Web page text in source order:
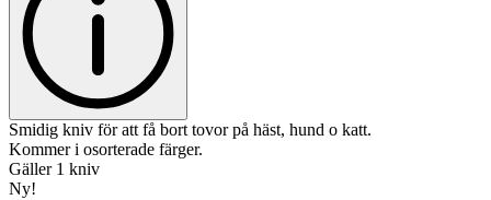
Smidig kniv för att få bort tovor på häst, hund o katt.
Kommer i osorterade färger.
Gäller 1 kniv
Ny!